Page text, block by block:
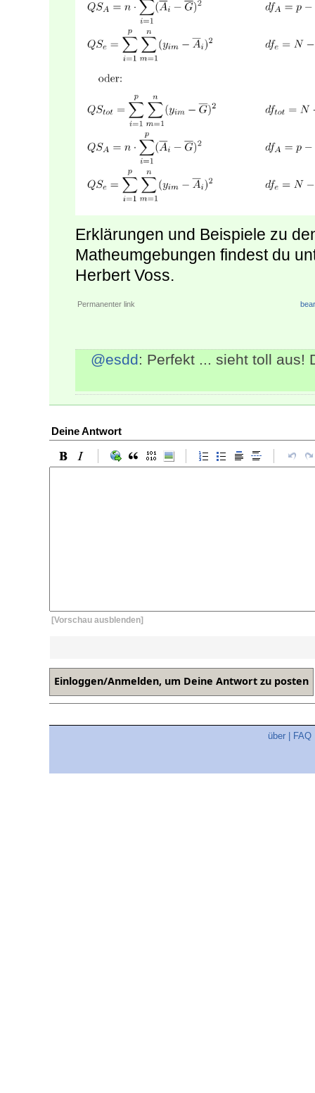
Erklärungen und Beispiele zu
Matheumgebungen findest du
Herbert Voss.
Permanenter link
@esdd: Perfekt ... sieht toll aus!
Deine Antwort
[Vorschau ausblenden]
über FAQ